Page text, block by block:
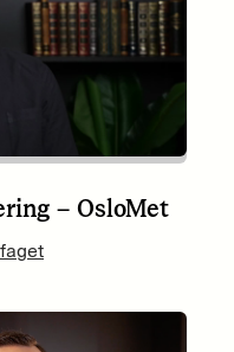
– OsloMet